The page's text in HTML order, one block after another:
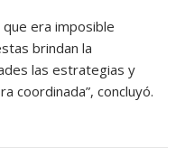
era imposible
brindan la
las estrategias y
coordinada”, concluyó.